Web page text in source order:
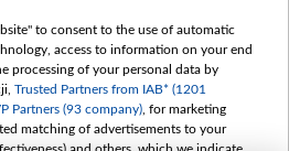
мульт
English
Biełsat PL
Белсат Now
to consent to the use of automatic
access to information on your end
processing of your personal data by
Trusted Partners from IAB* (1201
Partners (93 company) , for marketing
matching of advertisements to your